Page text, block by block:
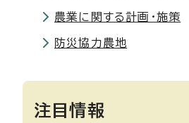
農業に関する計画・施策
防災協力農地
注目情報